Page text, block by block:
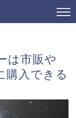
は市販や
購入できる